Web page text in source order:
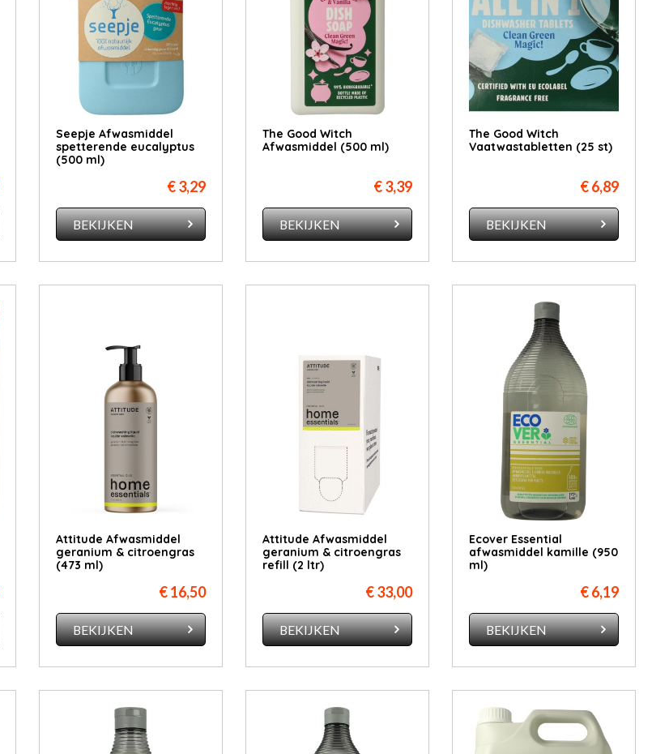
Seepje Afwasmiddel
spetterende eucalyptus
(500 ml)
€ 3,29
BEKIJKEN
The Good Witch
Afwasmiddel (500 ml)
€ 3,39
BEKIJKEN
The Good Witch
Vaatwastabletten (25 st)
€ 6,89
BEKIJKEN
Attitude Afwasmiddel
geranium & citroengras
(473 ml)
€ 16,50
BEKIJKEN
Attitude Afwasmiddel
geranium & citroengras
refill (2 ltr)
€ 33,00
BEKIJKEN
Ecover Essential
afwasmiddel kamille (950
ml)
€ 6,19
BEKIJKEN